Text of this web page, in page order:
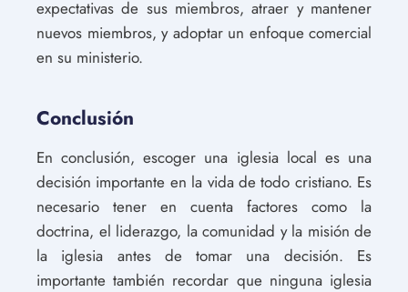
expectativas de sus miembros, atraer y mantener
nuevos miembros, y adoptar un enfoque comercial
en su ministerio.
Conclusión
En conclusión, escoger una iglesia local es una
decisión importante en la vida de todo cristiano. Es
necesario tener en cuenta factores como la
doctrina, el liderazgo, la comunidad y la misión de
la iglesia antes de tomar una decisión. Es
importante también recordar que ninguna iglesia